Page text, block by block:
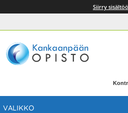
Siirry
VALIKKO